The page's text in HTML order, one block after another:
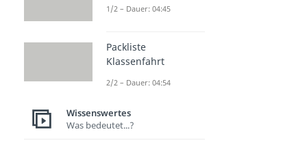
1/2 – Dauer: 04:45
Packliste
Klassenfahrt
2/2 – Dauer: 04:54
Wissenswertes
Was bedeutet...?